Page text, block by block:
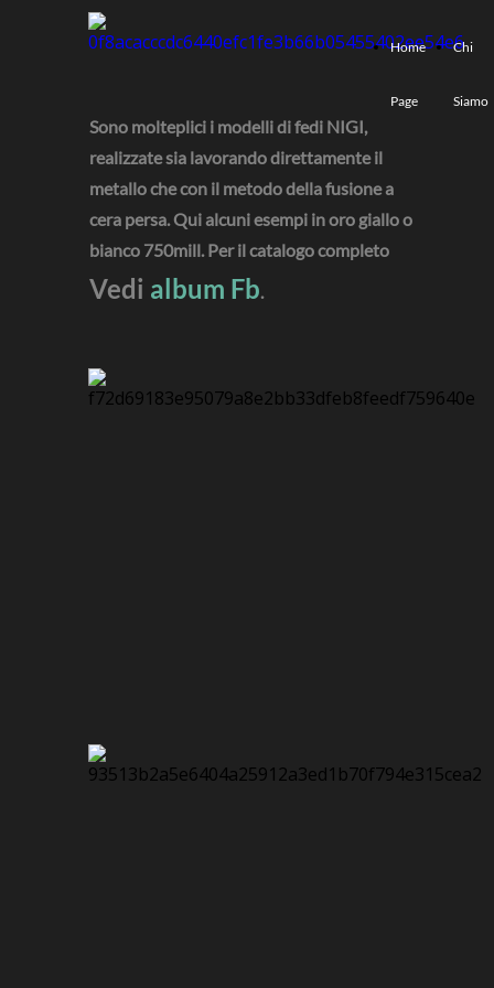
Home
Page
Chi
Siamo
Sono molteplici i modelli di fedi NIGI,
realizzate sia lavorando direttamente il
metallo che con il metodo della fusione a
cera persa. Qui alcuni esempi in oro giallo o
bianco 750mill. Per il catalogo completo
Vedi album Fb.